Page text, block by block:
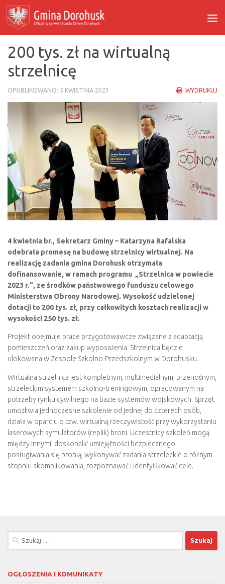
Skip to content
200 tys. zł na wirtualną
strzelnicę
OPUBLIKOWANO: 5 KWIETNIA 2023 WYDRUKUJ
4 kwietnia br., Sekretarz Gminy – Katarzyna Rafalska
odebrała promesę na budowę strzelnicy wirtualnej. Na
realizację zadania gmina Dorohusk otrzymała
dofinansowanie, w ramach programu „Strzelnica w powiecie
2023 r.”, ze środków państwowego funduszu celowego
Ministerstwa Obrony Narodowej. Wysokość udzielonej
dotacji to 200 tys. zł, przy całkowitych kosztach realizacji w
wysokości 250 tys. zł.
Projekt obejmuje prace przygotowawcze związane z adaptacją
pomieszczeń oraz zakup wyposażenia. Strzelnica będzie
ulokowana w Zespole Szkolno-Przedszkolnym w Dorohusku.
Wirtualna strzelnica jest kompletnym, multimedialnym, przenośnym,
strzeleckim systemem szkolno-treningowym, opracowanym na
potrzeby rynku cywilnego na bazie systemów wojskowych. Sprzęt
umożliwia jednoczesne szkolenie od jednej do czterech osób,
działa w oparciu o tzw. wirtualną rzeczywistość przy wykorzystaniu
laserowych symulatorów (replik) broni. Uczestnicy szkoleń mogą
między innymi: doskonalić umiejętności bezpiecznego
posługiwania się bronią, wykonywać zadania strzeleckie o różnym
stopniu skomplikowania, rozpoznawać i identyfikować cele.
Szukaj:
OGŁOSZENIA I KOMUNIKATY